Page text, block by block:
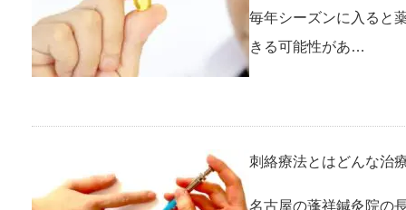
毎年シーズンに入ると
きる可能性があ…
刺絡療法とはどんな治
名古屋の蓬祥鍼灸院の